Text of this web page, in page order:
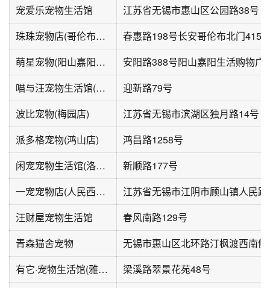
宠爱乐宠物生活馆
江苏省无锡市惠山区公园路38号
珠珠宠物店(哥伦布广场店)
春惠路198号长安哥伦布北门4155
萌星宠物(阳山嘉阳生活购物广场店)
安阳路388号阳山嘉阳生活购物广
喵与汪宠物生活馆(长馨家园店)
迎新路79号
波比宠物(梅园店)
江苏省无锡市滨湖区独月路14号
派多格宠物(鸿山店)
鸿昌路1258号
闲宠宠物生活馆(洛城·水韵园店)
新顺路177号
一宠宠物店(人民西路店)
汪财屋宠物生活馆
春风南路129号
青森猫舍宠物
有它·宠物生活馆(雅居乐旭辉藏珑府店)
梁溪路翠景花苑48号